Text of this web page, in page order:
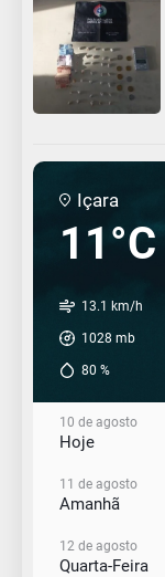
Içara
11°C
13.1 km/h
1028 mb
80 %
10 de agosto
Hoje
11 de agosto
Amanhã
12 de agosto
Quarta-Feira